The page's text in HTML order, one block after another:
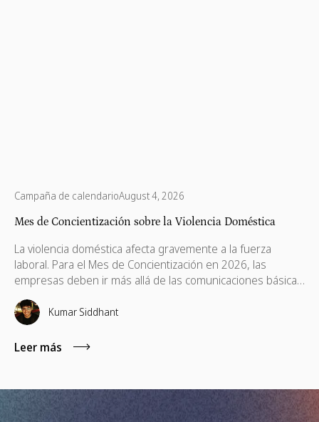
Campaña de calendarioAugust 4, 2026
Mes de Concientización sobre la Violencia Doméstica
La violencia doméstica afecta gravemente a la fuerza
laboral. Para el Mes de Concientización en 2026, las
empresas deben ir más allá de las comunicaciones básicas
e implementar políticas de apoyo, ayudas financieras,
capacitación remota para gerentes y voluntariado basado
en habilidades.
Kumar Siddhant
Leer más